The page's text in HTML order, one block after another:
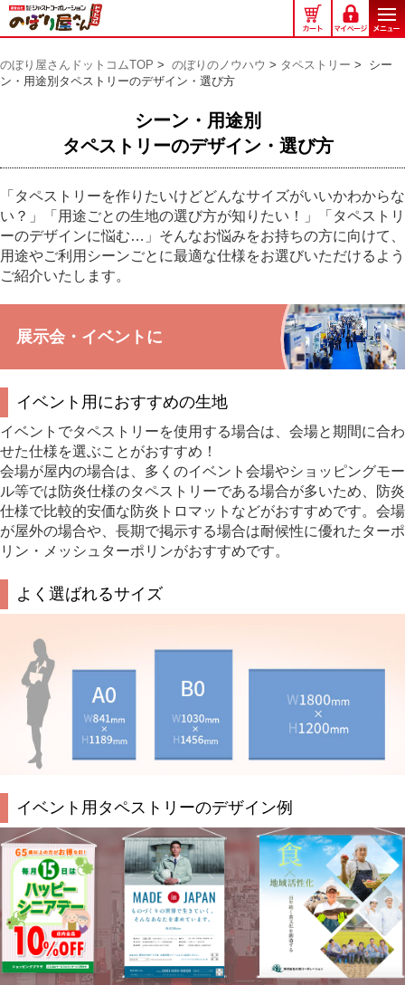
の
ぼ
屋
さ
ト
コ
ム
のぼり屋さんドットコムTOP > のぼりのノウハウ > タペストリー > シー
ン・用途別タペストリーのデザイン・選び方
シーン・用途別
タペストリーのデザイン・選び方
「タペストリーを作りたいけどどんなサイズがいいかわからな
い？」「用途ごとの生地の選び方が知りたい！」「タペストリ
ーのデザインに悩む…」そんなお悩みをお持ちの方に向けて、
用途やご利用シーンごとに最適な仕様をお選びいただけるよう
ご紹介いたします。
展示会・イベントに
イベント用におすすめの生地
イベントでタペストリーを使用する場合は、会場と期間に合わ
せた仕様を選ぶことがおすすめ！
会場が屋内の場合は、多くのイベント会場やショッピングモー
ル等では防炎仕様のタペストリーである場合が多いため、防炎
仕様で比較的安価な防炎トロマットなどがおすすめです。会場
が屋外の場合や、長期で掲示する場合は耐候性に優れたターポ
リン・メッシュターポリンがおすすめです。
よく選ばれるサイズ
イベント用タペストリーのデザイン例